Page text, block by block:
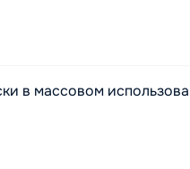
в массовом